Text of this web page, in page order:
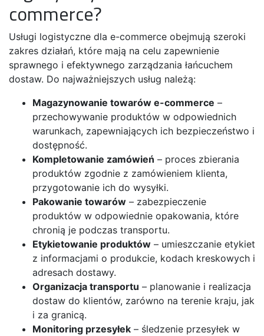
commerce?
Usługi logistyczne dla e-commerce obejmują szeroki
zakres działań, które mają na celu zapewnienie
sprawnego i efektywnego zarządzania łańcuchem
dostaw. Do najważniejszych usług należą:
Magazynowanie towarów e-commerce –
przechowywanie produktów w odpowiednich
warunkach, zapewniających ich bezpieczeństwo i
dostępność.
Kompletowanie zamówień – proces zbierania
produktów zgodnie z zamówieniem klienta,
przygotowanie ich do wysyłki.
Pakowanie towarów – zabezpieczenie
produktów w odpowiednie opakowania, które
chronią je podczas transportu.
Etykietowanie produktów – umieszczanie etykiet
z informacjami o produkcie, kodach kreskowych i
adresach dostawy.
Organizacja transportu – planowanie i realizacja
dostaw do klientów, zarówno na terenie kraju, jak
i za granicą.
Monitoring przesyłek – śledzenie przesyłek w